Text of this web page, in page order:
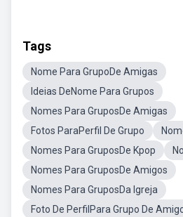
Tags
Nome Para GrupoDe Amigas
Ideias DeNome Para Grupos
Nomes Para GruposDe Amigas
Fotos ParaPerfil De Grupo
Nomes Para GruposDe Kpop
Nomes Para GruposDe Amigos
Nomes Para GruposDa Igreja
Foto De PerfilPara Grupo De